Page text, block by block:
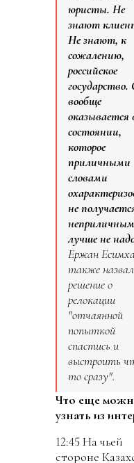
юристы. Не
знают
Не знают, к
сожалению,
российское
вообще
оказывается
состоянии,
которое
приличными
словами
не
лучше не
Ержан
также назвал
решение о
релокации
"отчаянной
попыткой
спастись и
выстроить
то сразу".
Что еще
узнать из
12:45 На чьей
стороне